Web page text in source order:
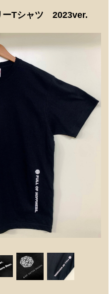
ーTシャツ 2023ver.